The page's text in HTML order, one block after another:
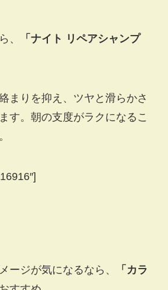
、
「ナイト リペアシャンプ
まりを抑え、ツヤと滑らかさ
す。朝の支度がラクになるこ
ージが気になるなら、
「カラ